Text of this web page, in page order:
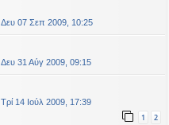
Δευ 07 Σεπ 2009, 10:25
Δευ 31 Αύγ 2009, 09:15
Τρί 14 Ιούλ 2009, 17:39
1 2